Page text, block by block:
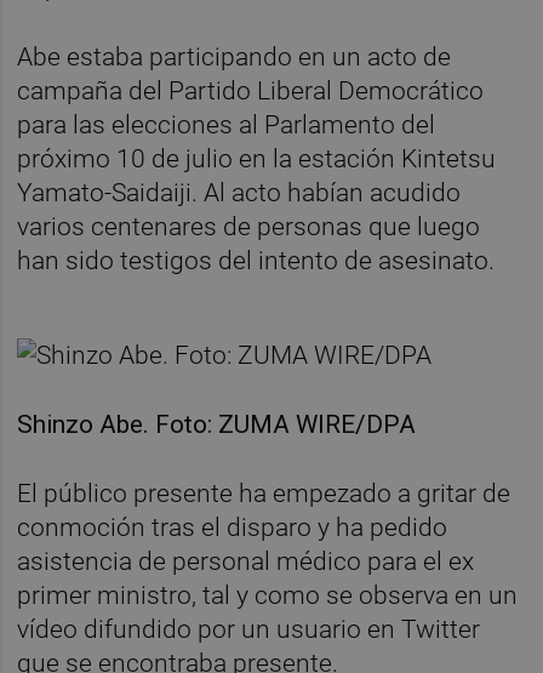
Abe estaba participando en un acto de
campaña del Partido Liberal Democrático
para las elecciones al Parlamento del
próximo 10 de julio en la estación Kintetsu
Yamato-Saidaiji. Al acto habían acudido
varios centenares de personas que luego
han sido testigos del intento de asesinato.
Shinzo Abe. Foto: ZUMA WIRE/DPA
El público presente ha empezado a gritar de
conmoción tras el disparo y ha pedido
asistencia de personal médico para el ex
primer ministro, tal y como se observa en un
vídeo difundido por un usuario en Twitter
que se encontraba presente.